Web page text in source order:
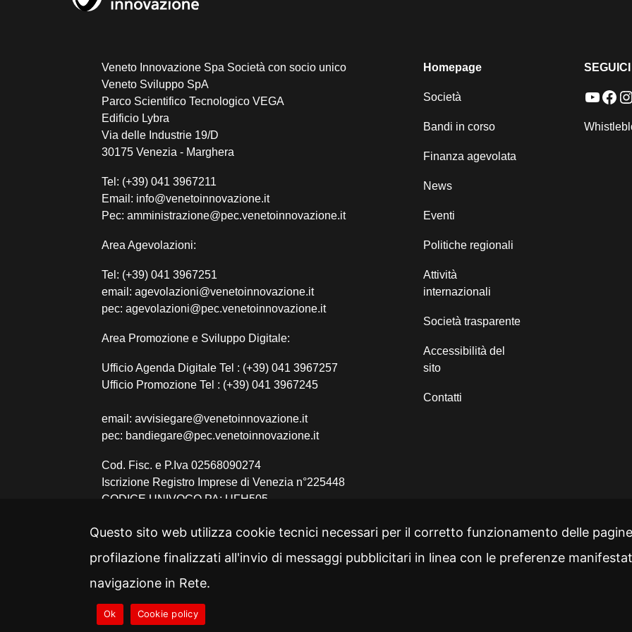
Veneto Innovazione Spa Società con socio unico
Veneto Sviluppo SpA
Parco Scientifico Tecnologico VEGA
Edificio Lybra
Via delle Industrie 19/D
30175 Venezia - Marghera
Tel: (+39) 041 3967211
Email: info@venetoinnovazione.it
Pec: amministrazione@pec.venetoinnovazione.it
Area Agevolazioni:
Tel: (+39) 041 3967251
email: agevolazioni@venetoinnovazione.it
pec: agevolazioni@pec.venetoinnovazione.it
Area Promozione e Sviluppo Digitale:
Ufficio Agenda Digitale Tel : (+39) 041 3967257
Ufficio Promozione Tel : (+39) 041 3967245
email: avvisiegare@venetoinnovazione.it
pec: bandiegare@pec.venetoinnovazione.it
Cod. Fisc. e P.Iva 02568090274
Iscrizione Registro Imprese di Venezia n°225448
CODICE UNIVOCO PA: UFH505
Società soggetta all’attività di direzione e
Homepage
Società
Bandi in corso
Finanza agevolata
News
Eventi
Politiche regionali
Attività
internazionali
Società trasparente
Accessibilità del
sito
Contatti
Privacy
Questo sito web utilizza cookie tecnici necessari per il corretto funzionamento delle
profilazione finalizzati all'invio di messaggi pubblicitari in linea con le preferenze
navigazione in Rete.
Ok Cookie policy